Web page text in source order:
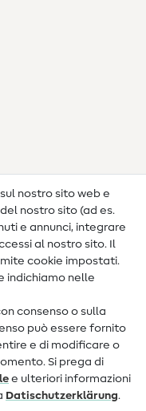
nostro sito web e
nostro sito (ad es.
e annunci, integrare
al nostro sito. Il
cookie impostati.
indichiamo nelle
consenso o sulla
può essere fornito
e di modificare o
Si prega di
e ulteriori informazioni
Dati­schutz­erklärung.